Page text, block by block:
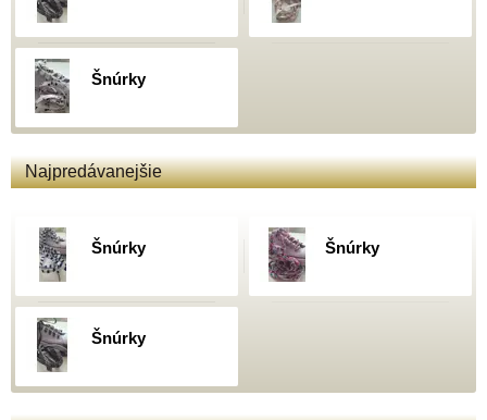
Šnúrky
Najpredávanejšie
Šnúrky Šnúrky
Šnúrky